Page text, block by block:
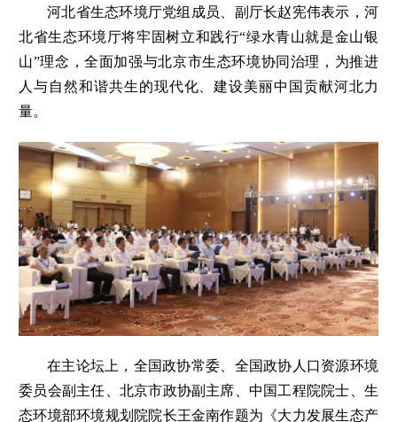
河北省生态环境厅党组成员、副厅长赵宪伟表示，河
北省生态环境厅将牢固树立和践行“绿水青山就是金山银
山”理念，全面加强与北京市生态环境协同治理，为推进
人与自然和谐共生的现代化、建设美丽中国贡献河北力
量。
在主论坛上，全国政协常委、全国政协人口资源环境
委员会副主任、北京市政协副主席、中国工程院院士、生
态环境部环境规划院院长王金南作题为《大力发展生态产